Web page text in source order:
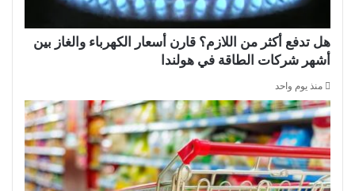
هل تدفع أكثر من اللازم؟ قارن أسعار الكهرباء والغاز بين
أشهر شركات الطاقة في هولندا
منذ يوم واحد